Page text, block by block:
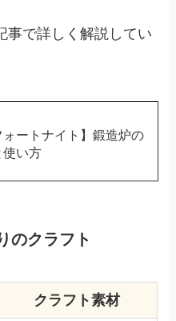
事で詳しく解説してい
ォートナイト】鍛造炉の
使い方
のクラフト
クラフト素材